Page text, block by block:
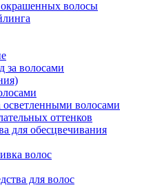
окрашенных волосы
за волосами
осветленными волосами
оттенков
для обесцвечивания
волос
для волос